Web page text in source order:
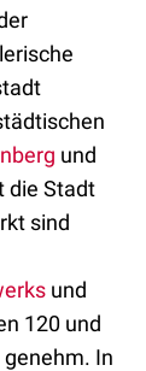
und
die Stadt
sind
und
120 und
In